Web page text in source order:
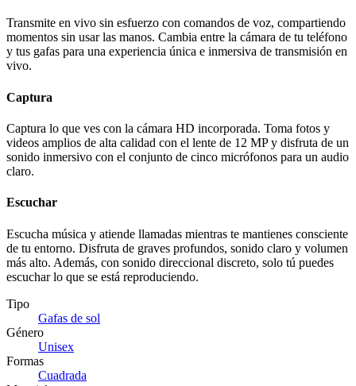
Transmite en vivo sin esfuerzo con comandos de voz, compartiendo
momentos sin usar las manos. Cambia entre la cámara de tu teléfono
y tus gafas para una experiencia única e inmersiva de transmisión en
vivo.
Captura
Captura lo que ves con la cámara HD incorporada. Toma fotos y
videos amplios de alta calidad con el lente de 12 MP y disfruta de un
sonido inmersivo con el conjunto de cinco micrófonos para un audio
claro.
Escuchar
Escucha música y atiende llamadas mientras te mantienes consciente
de tu entorno. Disfruta de graves profundos, sonido claro y volumen
más alto. Además, con sonido direccional discreto, solo tú puedes
escuchar lo que se está reproduciendo.
Tipo
Gafas de sol
Género
Unisex
Formas
Cuadrada